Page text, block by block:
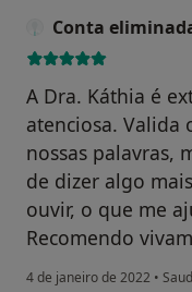
Conta
A Dra. Káthia é
atenciosa. Valida
nossas palavras,
de dizer algo
ouvir, o que me
Recomendo
4 de janeiro de 2022 •